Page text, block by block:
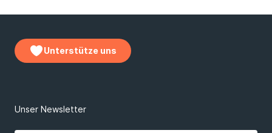
Unterstütze uns